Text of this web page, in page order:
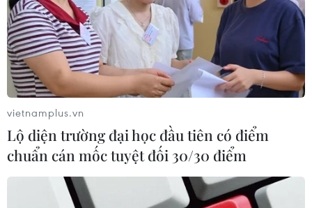
Cuộc khủng hoảng COVID-19 đã tác động đặc biệt
mạnh tới nền kinh tế định hướng xuất khẩu của Đức khi
xuất khẩu hàng hóa của quốc gia đầu tàu châu Âu
giảm xuống mức 1.204,7 tỷ euro.
vietnamplus.vn
Lộ diện trường đại học đầu tiên có điểm
chuẩn cán mốc tuyệt đối 30/30 điểm